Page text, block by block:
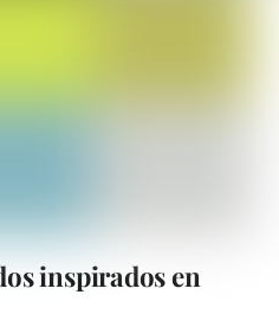
inspirados en